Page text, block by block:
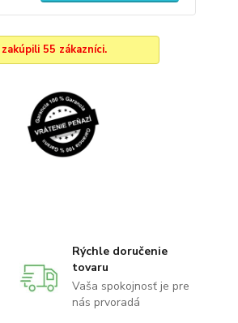
55 zákazníci.
Rýchle doručenie
tovaru
Vaša spokojnosť je pre
nás prvoradá